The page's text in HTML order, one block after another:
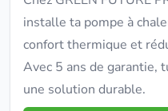
installe ta pompe à
confort thermique et
Avec 5 ans de garantie,
une solution durable.